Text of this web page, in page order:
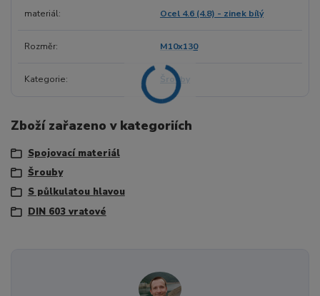
materiál Ocel 4.6 (4.8) - zinek bílý
Rozměr M10x130
Kategorie Šrouby
Zboží zařazeno v kategoriích
Spojovací materiál
Šrouby
S půlkulatou hlavou
DIN 603 vratové